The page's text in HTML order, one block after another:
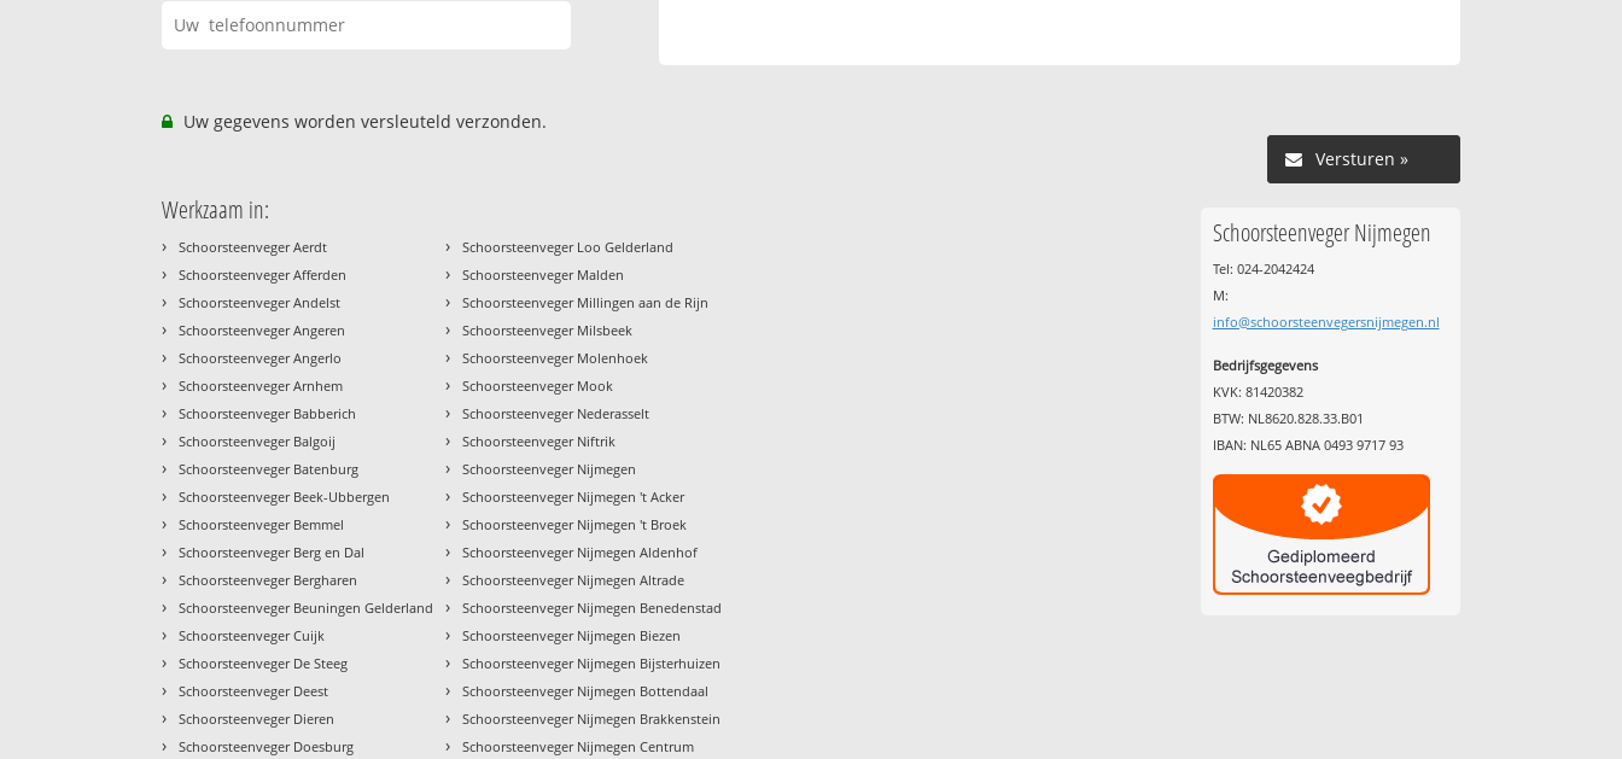
Uw gegevens worden versleuteld verzonden.
Versturen »
Werkzaam in:
› Schoorsteenveger Aerdt
› Schoorsteenveger Afferden
› Schoorsteenveger Andelst
› Schoorsteenveger Angeren
› Schoorsteenveger Angerlo
› Schoorsteenveger Arnhem
› Schoorsteenveger Babberich
› Schoorsteenveger Balgoij
› Schoorsteenveger Batenburg
› Schoorsteenveger Beek-Ubbergen
› Schoorsteenveger Bemmel
› Schoorsteenveger Berg en Dal
› Schoorsteenveger Bergharen
› Schoorsteenveger Beuningen Gelderland
› Schoorsteenveger Cuijk
› Schoorsteenveger De Steeg
› Schoorsteenveger Deest
› Schoorsteenveger Dieren
› Schoorsteenveger Doesburg
› Schoorsteenveger Loo Gelderland
› Schoorsteenveger Malden
› Schoorsteenveger Millingen aan de Rijn
› Schoorsteenveger Milsbeek
› Schoorsteenveger Molenhoek
› Schoorsteenveger Mook
› Schoorsteenveger Nederasselt
› Schoorsteenveger Niftrik
› Schoorsteenveger Nijmegen
› Schoorsteenveger Nijmegen 't Acker
› Schoorsteenveger Nijmegen 't Broek
› Schoorsteenveger Nijmegen Aldenhof
› Schoorsteenveger Nijmegen Altrade
› Schoorsteenveger Nijmegen Benedenstad
› Schoorsteenveger Nijmegen Biezen
› Schoorsteenveger Nijmegen Bijsterhuizen
› Schoorsteenveger Nijmegen Bottendaal
› Schoorsteenveger Nijmegen Brakkenstein
› Schoorsteenveger Nijmegen Centrum
Schoorsteenveger Nijmegen
Tel: 024-2042424
M:
info@schoorsteenvegersnijmegen.nl
Bedrijfsgegevens
KVK: 81420382
BTW: NL8620.828.33.B01
IBAN: NL65 ABNA 0493 9717 93